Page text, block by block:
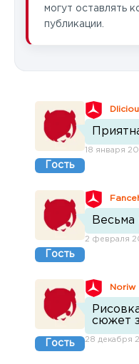
могут оставлять
публикации.
Гость
18 января
Гость
Весьма
2 февраля
Гость
Noriw
сюжет
28 декабря